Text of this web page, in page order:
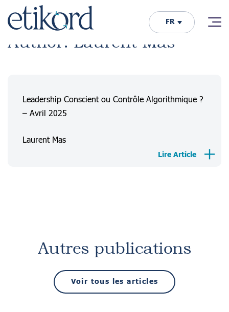
FR
Author: Laurent Mas
Leadership Conscient ou Contrôle Algorithmique ?
– Avril 2025
Laurent Mas
Lire Article
Autres publications
Voir tous les articles